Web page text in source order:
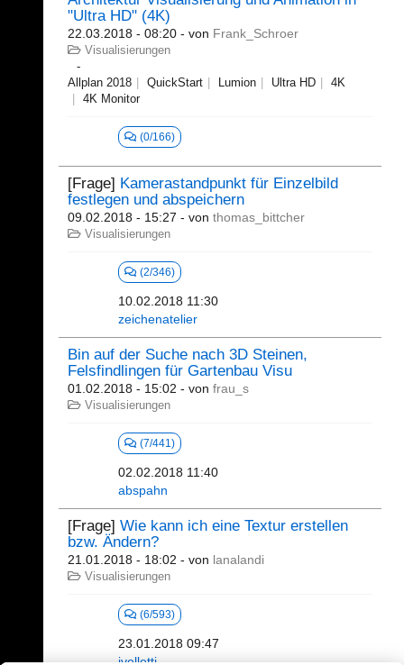
"Ultra HD" (4K)
22.03.2018 - 08:20 - von Frank_Schroer
Visualisierungen
Allplan 2018 QuickStart Lumion Ultra HD
4K
4K Monitor
(0/166)
[Frage] Kamerastandpunkt für Einzelbild
festlegen und abspeichern
09.02.2018 - 15:27 - von thomas_bittcher
Visualisierungen
(2/346)
10.02.2018 11:30
zeichenatelier
Bin auf der Suche nach 3D Steinen,
Felsfindlingen für Gartenbau Visu
01.02.2018 - 15:02 - von frau_s
Visualisierungen
(7/441)
02.02.2018 11:40
abspahn
[Frage] Wie kann ich eine Textur erstellen
bzw. Ändern?
21.01.2018 - 18:02 - von lanalandi
Visualisierungen
(6/593)
23.01.2018 09:47
jvelletti